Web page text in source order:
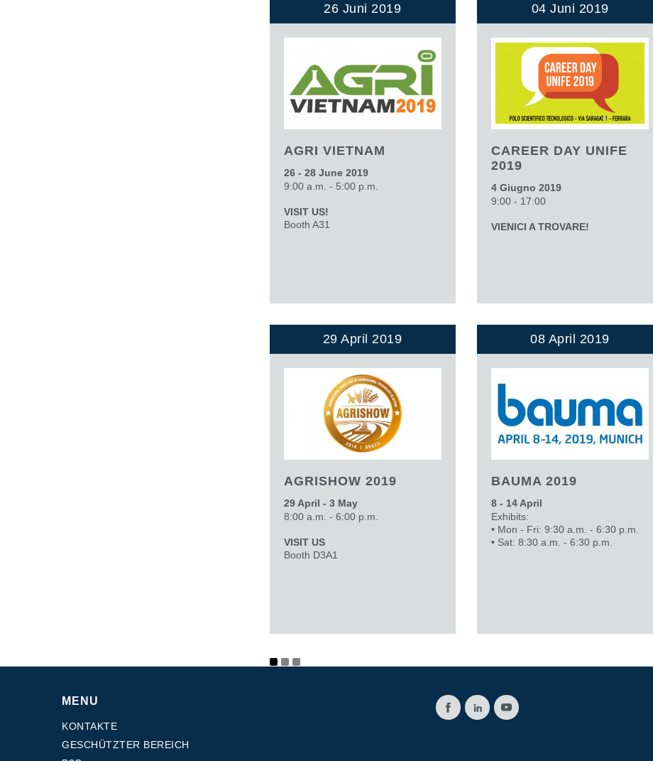
26 Juni 2019
AGRI VIETNAM
26 - 28 June 2019
9:00 a.m. - 5:00 p.m.
VISIT US!
Booth A31
04 Juni 2019
CAREER DAY UNIFE
2019
4 Giugno 2019
9:00 - 17:00
VIENICI A TROVARE!
29 April 2019
AGRISHOW 2019
29 April - 3 May
8:00 a.m. - 6:00 p.m.
VISIT US
Booth D3A1
08 April 2019
BAUMA 2019
8 - 14 April
Exhibits:
• Mon - Fri: 9:30 a.m. - 6:30 p.m.
• Sat: 8:30 a.m. - 6:30 p.m.
MENU
KONTAKTE
GESCHÜTZTER BEREICH